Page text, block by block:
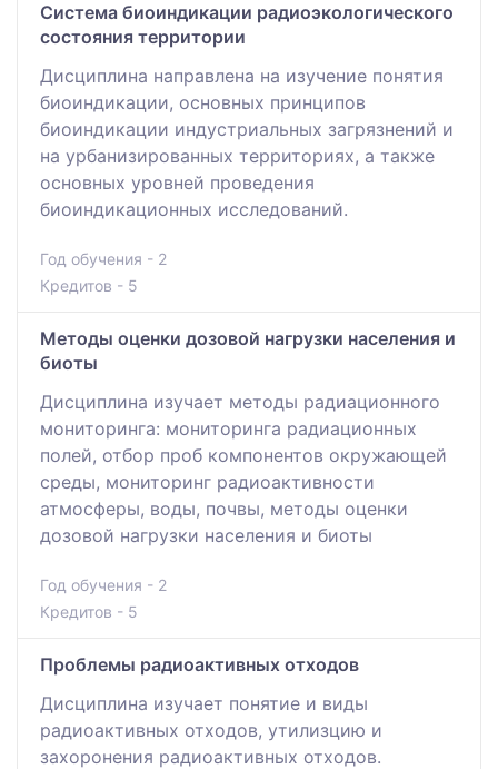
Система биоиндикации радиоэкологического
состояния территории
Дисциплина направлена на изучение понятия
биоиндикации, основных принципов
биоиндикации индустриальных загрязнений и
на урбанизированных территориях, а также
основных уровней проведения
биоиндикационных исследований.
Год обучения - 2
Кредитов - 5
Методы оценки дозовой нагрузки населения и
биоты
Дисциплина изучает методы радиационного
мониторинга: мониторинга радиационных
полей, отбор проб компонентов окружающей
среды, мониторинг радиоактивности
атмосферы, воды, почвы, методы оценки
дозовой нагрузки населения и биоты
Год обучения - 2
Кредитов - 5
Проблемы радиоактивных отходов
Дисциплина изучает понятие и виды
радиоактивных отходов, утилизцию и
захоронения радиоактивных отходов.